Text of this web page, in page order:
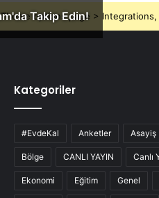
Takip Edin!
options page >
Kategoriler
#EvdeKal Anketler Asayiş
Bölge CANLI YAYIN Canlı
Ekonomi Eğitim Genel